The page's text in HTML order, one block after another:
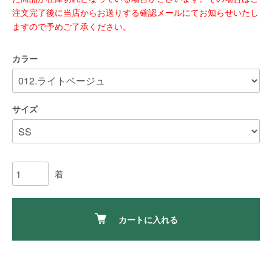
注文完了後に当店からお送りする確認メールにてお知らせいたし
ますので予めご了承ください。
カラー
サイズ
着
カートに入れる